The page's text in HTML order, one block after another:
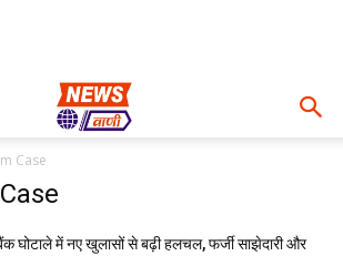
Case
घोटाले में नए खुलासों से बढ़ी हलचल, फर्जी साझेदारी और